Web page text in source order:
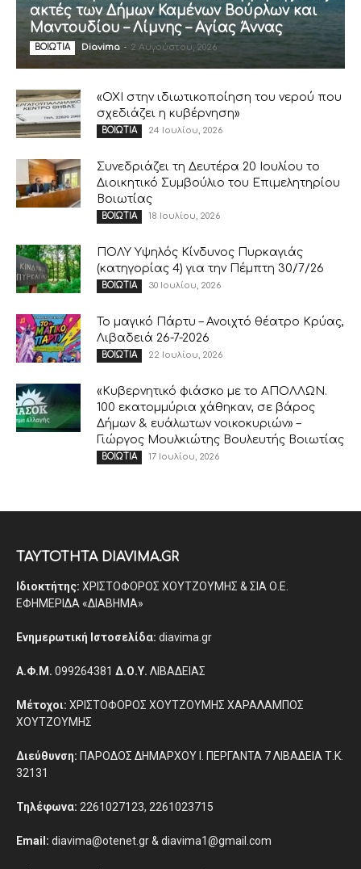
ακτές των Δήμων Καμένων Βούρλων και
Μαντουδίου – Λίμνης – Αγίας Άννας
ΒΟΙΩΤΙΑ Diavima - 2 Αυγούστου, 2026
«ΟΧΙ στην ιδιωτικοποίηση του νερού που
σχεδιάζει η κυβέρνηση»
ΒΟΙΩΤΙΑ 24 Ιουλίου, 2026
Συνεδριάζει τη Δευτέρα 20 Ιουλίου το
Διοικητικό Συμβούλιο του Επιμελητηρίου
Βοιωτίας
ΒΟΙΩΤΙΑ 18 Ιουλίου, 2026
ΠΟΛΥ Υψηλός Κίνδυνος Πυρκαγιάς
(κατηγορίας 4) για την Πέμπτη 30/7/26
ΒΟΙΩΤΙΑ 30 Ιουλίου, 2026
Το μαγικό Πάρτυ – Ανοιχτό θέατρο Κρύας,
Λιβαδειά 26-7-2026
ΒΟΙΩΤΙΑ 22 Ιουλίου, 2026
«Κυβερνητικό φιάσκο με το ΑΠΟΛΛΩΝ.
100 εκατομμύρια χάθηκαν, σε βάρος
Δήμων & ευάλωτων νοικοκυριών» –
Γιώργος Μουλκιώτης Βουλευτής Βοιωτίας
ΒΟΙΩΤΙΑ 17 Ιουλίου, 2026
ΤΑΥΤΟΤΗΤΑ DIAVIMA.GR
Ιδιοκτήτης: ΧΡΙΣΤΟΦΟΡΟΣ ΧΟΥΤΖΟΥΜΗΣ & ΣΙΑ Ο.Ε.
ΕΦΗΜΕΡΙΔΑ «ΔΙΑΒΗΜΑ»
Ενημερωτική Ιστοσελίδα: diavima.gr
Α.Φ.Μ. 099264381 Δ.Ο.Υ. ΛΙΒΑΔΕΙΑΣ
Μέτοχοι: ΧΡΙΣΤΟΦΟΡΟΣ ΧΟΥΤΖΟΥΜΗΣ ΧΑΡΑΛΑΜΠΟΣ
ΧΟΥΤΖΟΥΜΗΣ
Διεύθυνση: ΠΑΡΟΔΟΣ ΔΗΜΑΡΧΟΥ Ι. ΠΕΡΓΑΝΤΑ 7 ΛΙΒΑΔΕΙΑ Τ.Κ.
32131
Τηλέφωνα: 2261027123, 2261023715
Email: diavima@otenet.gr & diavima1@gmail.com